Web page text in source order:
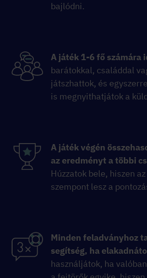
bajlódni.
A játék 1-6 fő számára
barátokkal, családdal
játszhattok, és
is megnyithatjátok a
A játék végén
az eredményt a többi
Húzzatok bele, hiszen
szempont lesz a
Minden feladványhoz
segítség, ha
használjátok, ha